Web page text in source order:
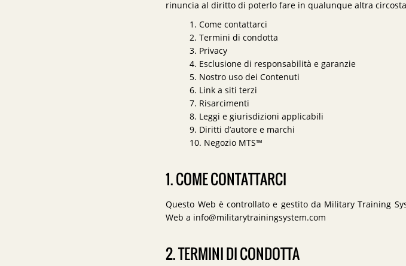
rinuncia al diritto di poterlo fare in qualunque altra
1. Come contattarci
2. Termini di condotta
3. Privacy
4. Esclusione di responsabilità e garanzie
5. Nostro uso dei Contenuti
6. Link a siti terzi
7. Risarcimenti
8. Leggi e giurisdizioni applicabili
9. Diritti d’autore e marchi
10. Negozio MTS™
1. COME CONTATTARCI
Questo Web è controllato e gestito da Military Training
Web a info@militarytrainingsystem.com
2. TERMINI DI CONDOTTA